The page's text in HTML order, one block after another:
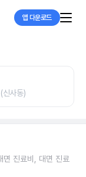
앱 다운로드
사동)
면 진료비, 대면 진료